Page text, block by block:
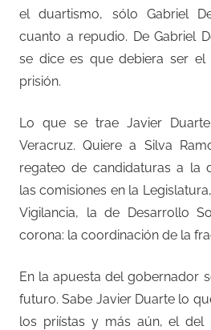
el duartismo, sólo Gabriel
cuanto a repudio. De Gabriel
se dice es que debiera ser el
prisión.
Lo que se trae Javier
Veracruz. Quiere a Silva
regateo de candidaturas a la
las comisiones en la
Vigilancia, la de Desarrollo
corona: la coordinación de la
En la apuesta del gobernador
futuro. Sabe Javier Duarte lo
los priístas y más aún, el del